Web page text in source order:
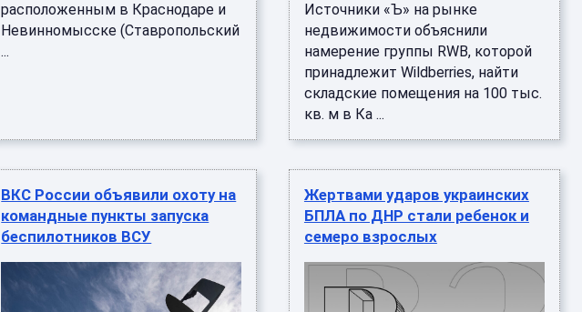
расположенным в Краснодаре и
Невинномысске (Ставропольский
...
Источники «Ъ» на рынке
недвижимости объяснили
намерение группы RWB, которой
принадлежит Wildberries, найти
складские помещения на 100 тыс.
кв. м в Ка ...
ВКС России объявили охоту на
командные пункты запуска
беспилотников ВСУ
Жертвами ударов украинских
БПЛА по ДНР стали ребенок и
семеро взрослых